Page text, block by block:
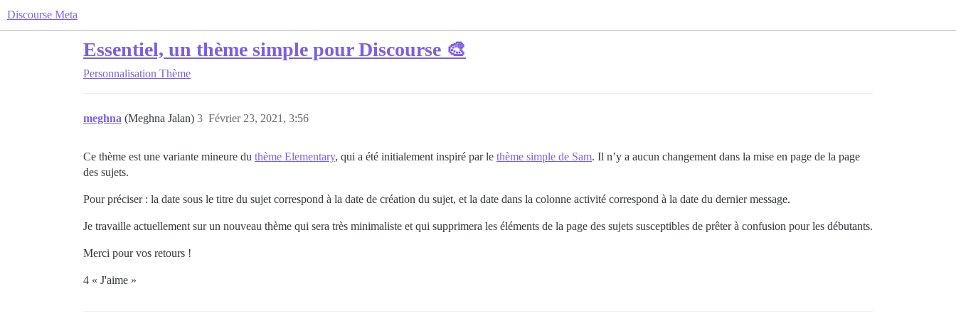
Discourse Meta
Essentiel, un thème simple pour Discourse 🎨
Personnalisation Thème
meghna (Meghna Jalan) Février 23, 2021, 3:56
3
Ce thème est une variante mineure du thème Elementary, qui a été initialement inspiré par le thème simple de Sam. Il n’y a aucun changement dans la mise en page de la page
des sujets.
Pour préciser : la date sous le titre du sujet correspond à la date de création du sujet, et la date dans la colonne activité correspond à la date du dernier message.
Je travaille actuellement sur un nouveau thème qui sera très minimaliste et qui supprimera les éléments de la page des sujets susceptibles de prêter à confusion pour les débutants.
Merci pour vos retours !
4 « J'aime »